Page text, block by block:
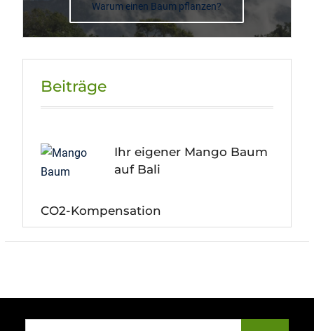
Warum einen Baum pflanzen?
Beiträge
Ihr eigener Mango Baum
auf Bali
CO2-Kompensation